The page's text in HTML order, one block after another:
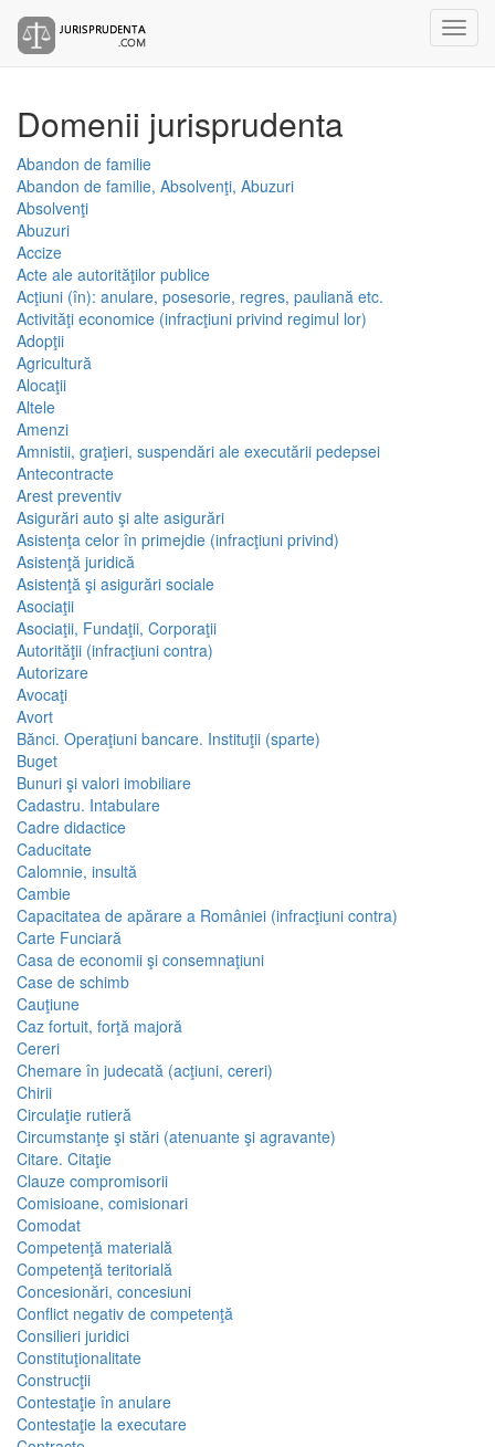
Domenii jurisprudenta
Abandon de familie
Abandon de familie, Absolvenţi, Abuzuri
Absolvenţi
Abuzuri
Accize
Acte ale autorităţilor publice
Acţiuni (în): anulare, posesorie, regres, pauliană etc.
Activităţi economice (infracţiuni privind regimul lor)
Adopţii
Agricultură
Alocaţii
Altele
Amenzi
Amnistii, graţieri, suspendări ale executării pedepsei
Antecontracte
Arest preventiv
Asigurări auto şi alte asigurări
Asistenţa celor în primejdie (infracţiuni privind)
Asistenţă juridică
Asistenţă şi asigurări sociale
Asociaţii
Asociaţii, Fundaţii, Corporaţii
Autorităţii (infracţiuni contra)
Autorizare
Avocaţi
Avort
Bănci. Operaţiuni bancare. Instituţii (sparte)
Buget
Bunuri şi valori imobiliare
Cadastru. Intabulare
Cadre didactice
Caducitate
Calomnie, insultă
Cambie
Capacitatea de apărare a României (infracţiuni contra)
Carte Funciară
Casa de economii şi consemnaţiuni
Case de schimb
Cauţiune
Caz fortuit, forţă majoră
Cereri
Chemare în judecată (acţiuni, cereri)
Chirii
Circulaţie rutieră
Circumstanţe şi stări (atenuante şi agravante)
Citare. Citaţie
Clauze compromisorii
Comisioane, comisionari
Comodat
Competenţă materială
Competenţă teritorială
Concesionări, concesiuni
Conflict negativ de competenţă
Consilieri juridici
Constituţionalitate
Construcţii
Contestaţie în anulare
Contestaţie la executare